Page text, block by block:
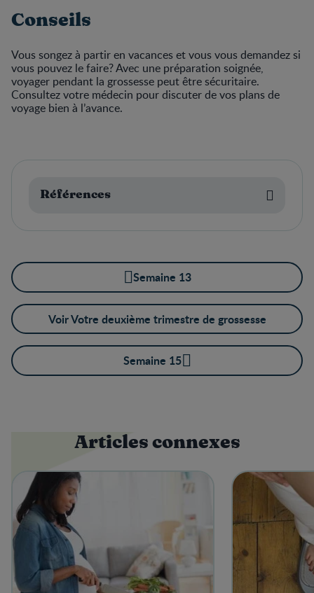
Conseils
Vous songez à partir en vacances et vous vous demandez si
vous pouvez le faire? Avec une préparation soignée,
voyager pendant la grossesse peut être sécuritaire.
Consultez votre médecin pour discuter de vos plans de
voyage bien à l’avance.
Références
Semaine 13
Voir Votre deuxième trimestre de grossesse
Semaine 15
Articles connexes